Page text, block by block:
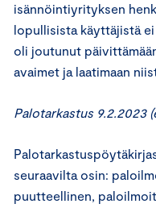
isännöintiyrityksen
lopullisista käyttäjistä
oli joutunut
avaimet ja laatimaan
Palotarkastus 9.2.2023
seuraavilta osin:
puutteellinen,